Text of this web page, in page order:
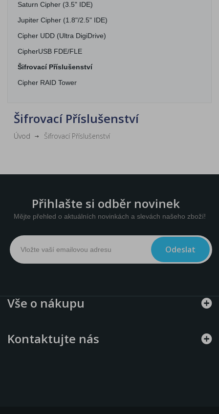
Saturn Cipher (3.5" IDE)
Jupiter Cipher (1.8"/2.5" IDE)
Cipher UDD (Ultra DigiDrive)
CipherUSB FDE/FLE
Šifrovací Příslušenství
Cipher RAID Tower
Šifrovací Příslušenství
Úvod Šifrovací Příslušenství
Přihlašte si odběr novinek
Mějte přehled o aktuálních novinkách a slevách našeho zboží!
Odeslat
Vše o nákupu
Kontaktujte nás